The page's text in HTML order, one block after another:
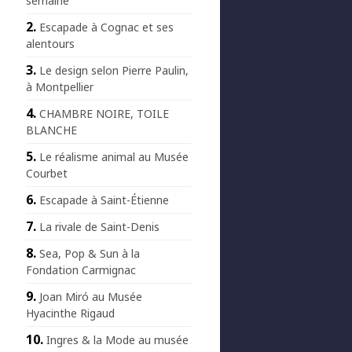
Escapade à Cognac et ses
alentours
Le design selon Pierre Paulin,
à Montpellier
CHAMBRE NOIRE, TOILE
BLANCHE
Le réalisme animal au Musée
Courbet
Escapade à Saint-Étienne
La rivale de Saint-Denis
Sea, Pop & Sun à la
Fondation Carmignac
Joan Miró au Musée
Hyacinthe Rigaud
Ingres & la Mode au musée